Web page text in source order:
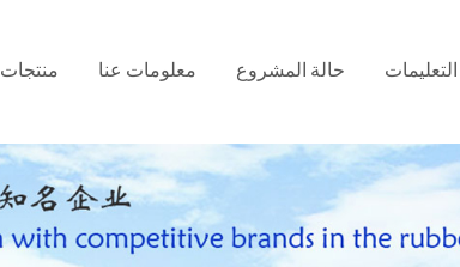
منتجات معلومات عنا حالة المشروع التعليمات